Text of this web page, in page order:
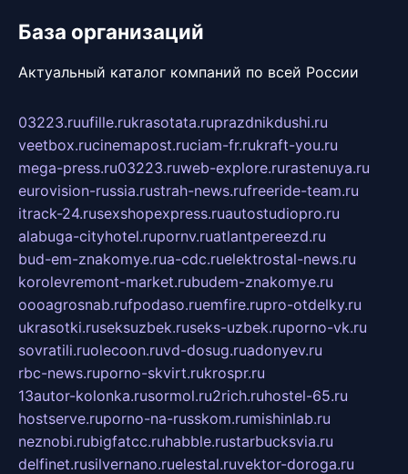
База организаций
Актуальный каталог компаний по всей России
03223.ruufille.rukrasotata.ruprazdnikdushi.ru
veetbox.rucinemapost.ruciam-fr.rukraft-you.ru
mega-press.ru03223.ruweb-explore.rurastenuya.ru
eurovision-russia.rustrah-news.rufreeride-team.ru
itrack-24.rusexshopexpress.ruautostudiopro.ru
alabuga-cityhotel.rupornv.ruatlantpereezd.ru
bud-em-znakomye.rua-cdc.ruelektrostal-news.ru
korolevremont-market.rubudem-znakomye.ru
oooagrosnab.rufpodaso.ruemfire.rupro-otdelky.ru
ukrasotki.ruseksuzbek.ruseks-uzbek.ruporno-vk.ru
sovratili.ruolecoon.ruvd-dosug.ruadonyev.ru
rbc-news.ruporno-skvirt.rukrospr.ru
13autor-kolonka.rusormol.ru2rich.ruhostel-65.ru
hostserve.ruporno-na-russkom.rumishinlab.ru
neznobi.rubigfatcc.ruhabble.rustarbucksvia.ru
delfinet.rusilvernano.ruelestal.ruvektor-doroga.ru